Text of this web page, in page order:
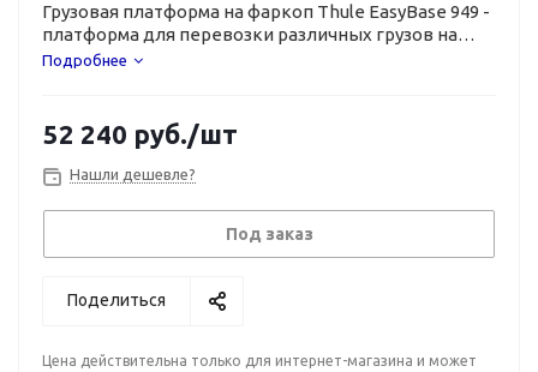
Грузовая платформа на фаркоп Thule EasyBase 949 -
платформа для перевозки различных грузов на
прицепном устройстве.
Подробнее
52 240 руб./шт
Нашли дешевле?
Под заказ
Поделиться
Цена действительна только для интернет-магазина и может